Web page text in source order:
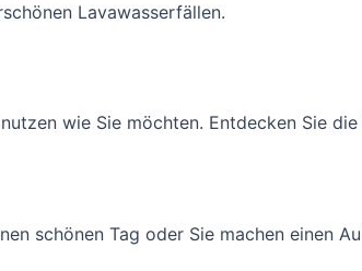
Lavawasserfällen.
wie Sie möchten. Entdecken Sie
schönen Tag oder Sie machen einen